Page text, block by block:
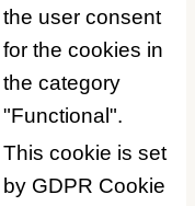
the user consent
for the cookies in
the category
"Functional".
This cookie is set
by GDPR Cookie